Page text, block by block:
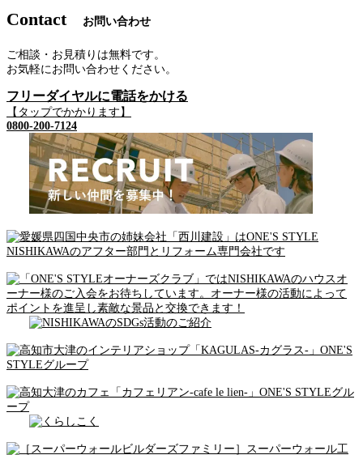
Contact お問い合わせ
ご相談・お見積りは無料です。
お気軽にお問い合わせください。
フリーダイヤルに電話をかける
【タップでかかります】
0800-200-7124